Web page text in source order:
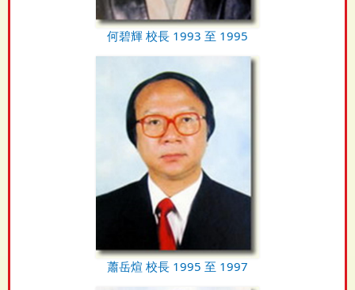
何碧輝 校長 1993 至 1995
蕭岳煊 校長 1995 至 1997